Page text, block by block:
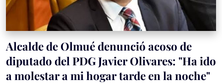
Alcalde de Olmué denunció acoso de
diputado del PDG Javier Olivares: "Ha ido
a molestar a mi hogar tarde en la noche"